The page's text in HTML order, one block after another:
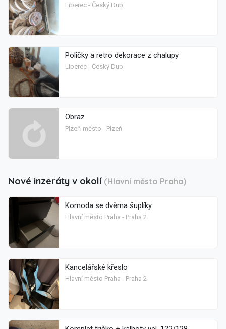
Liberec - Český Dub
Poličky a retro dekorace z chalupy
Liberec - Český Dub
Obraz
Plzeň-město - Plzeň
Nové inzeráty v okolí (Hlavní město Praha)
Komoda se dvěma šuplíky
Hlavní město Praha - Praha 2
Kancelářské křeslo
Hlavní město Praha - Praha 2